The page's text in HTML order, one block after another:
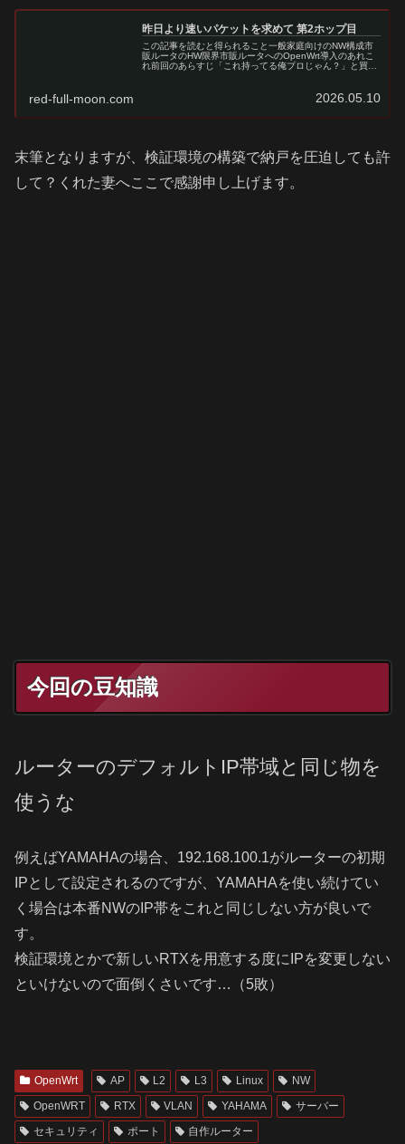
昨日より速いパケットを求めて 第2ホップ目
この記事を読むと得られること一般家庭向けのNW構成市
販ルータのHW限界市販ルータへのOpenWrt導入のあれこ
れ前回のあらすじ「これ持ってる俺プロじゃん？」と買っ
red-full-moon.com 2026.05.10
末筆となりますが、検証環境の構築で納戸を圧迫しても許
して？くれた妻へここで感謝申し上げます。
今回の豆知識
ルーターのデフォルトIP帯域と同じ物を
使うな
例えばYAMAHAの場合、192.168.100.1がルーターの初期
IPとして設定されるのですが、YAMAHAを使い続けてい
く場合は本番NWのIP帯をこれと同じしない方が良いで
す。
検証環境とかで新しいRTXを用意する度にIPを変更しない
といけないので面倒くさいです…（5敗）
OpenWrt AP L2 L3 Linux
NW
OpenWRT
RTX VLAN YAHAMA
サーバー
セキュリティ
ポート 自作ルーター